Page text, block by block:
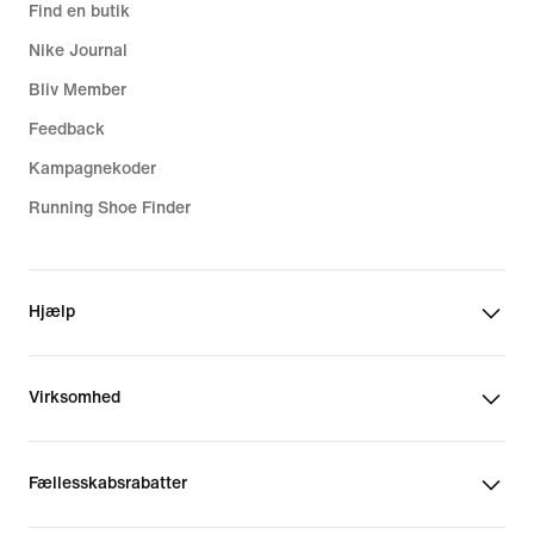
Find en butik
Nike Journal
Bliv Member
Feedback
Kampagnekoder
Running Shoe Finder
Hjælp
Virksomhed
Fællesskabsrabatter